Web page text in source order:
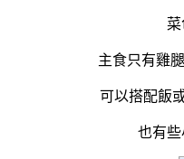
主食只有雞
可以搭配飯
也有